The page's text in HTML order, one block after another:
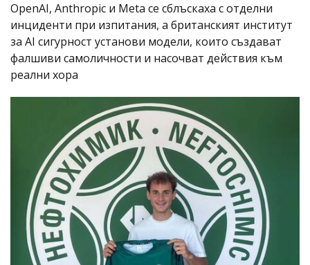
OpenAI, Anthropic и Meta се сблъскаха с отделни
инциденти при изпитания, а британският институт
за AI сигурност установи модели, които създават
фалшиви самоличности и насочват действия към
реални хора